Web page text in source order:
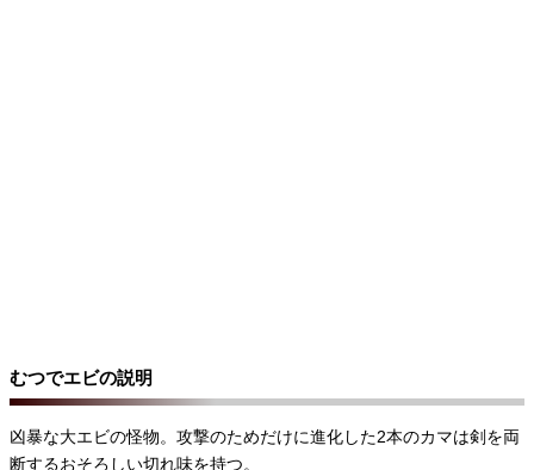
むつでエビの説明
凶暴な大エビの怪物。攻撃のためだけに進化した2本のカマは剣を両
断するおそろしい切れ味を持つ。